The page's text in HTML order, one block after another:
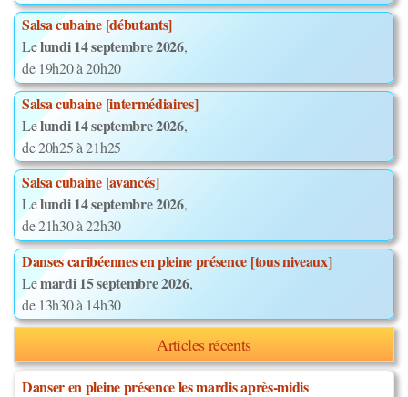
Salsa cubaine [débutants]
Lelundi 14 septembre 2026,
de 19h20 à 20h20
Salsa cubaine [intermédiaires]
Lelundi 14 septembre 2026,
de 20h25 à 21h25
Salsa cubaine [avancés]
Lelundi 14 septembre 2026,
de 21h30 à 22h30
Danses caribéennes en pleine présence [tous niveaux]
Lemardi 15 septembre 2026,
de 13h30 à 14h30
Articles récents
Danser en pleine présence les mardis après-midis